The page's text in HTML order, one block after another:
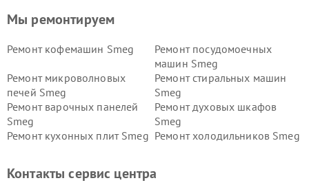
Мы ремонтируем
Ремонт кофемашин Smeg
Ремонт посудомоечных
машин Smeg
Ремонт микроволновых
печей Smeg
Ремонт стиральных машин
Smeg
Ремонт варочных панелей
Smeg
Ремонт духовых шкафов
Smeg
Ремонт кухонных плит Smeg Ремонт холодильников Smeg
Контакты сервис центра